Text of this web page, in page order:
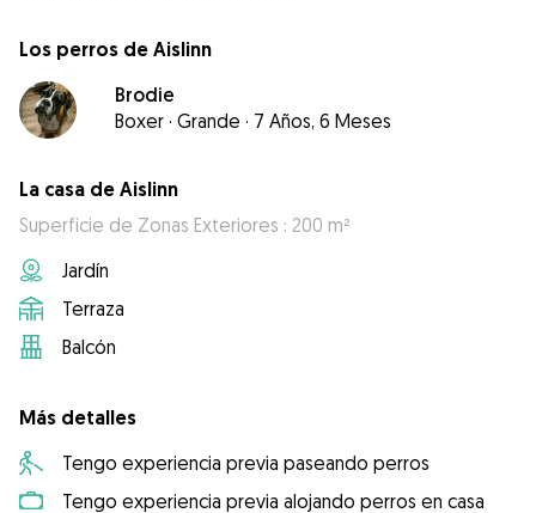
Los perros de Aislinn
Brodie
Boxer · Grande · 7 Años, 6 Meses
La casa de Aislinn
Superficie de Zonas Exteriores : 200 m²
Jardín
Terraza
Balcón
Más detalles
Tengo experiencia previa paseando perros
Tengo experiencia previa alojando perros en casa